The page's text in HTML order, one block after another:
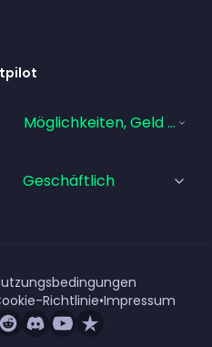
Möglichkeiten, Geld Zu
Geschäftlich
Richtlinie•Impressum